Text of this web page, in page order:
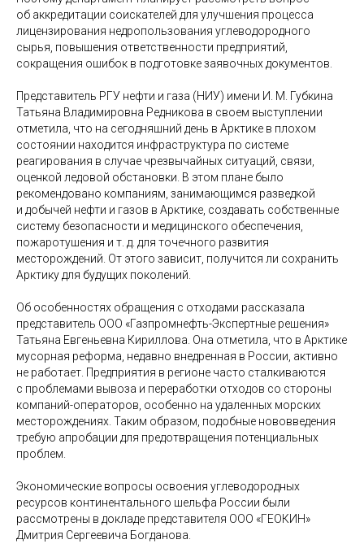
об аккредитации соискателей для улучшения процесса
лицензирования недропользования углеводородного
сырья, повышения ответственности предприятий,
сокращения ошибок в подготовке заявочных документов.
Представитель РГУ нефти и газа (НИУ) имени И. М. Губкина
Татьяна Владимировна Редникова в своем выступлении
отметила, что на сегодняшний день в Арктике в плохом
состоянии находится инфраструктура по системе
реагирования в случае чрезвычайных ситуаций, связи,
оценкой ледовой обстановки. В этом плане было
рекомендовано компаниям, занимающимся разведкой
и добычей нефти и газов в Арктике, создавать собственные
систему безопасности и медицинского обеспечения,
пожаротушения и т. д. для точечного развития
месторождений. От этого зависит, получится ли сохранить
Арктику для будущих поколений.
Об особенностях обращения с отходами рассказала
представитель ООО «Газпромнефть-Экспертные решения»
Татьяна Евгеньевна Кириллова. Она отметила, что в Арктике
мусорная реформа, недавно внедренная в России, активно
не работает. Предприятия в регионе часто сталкиваются
с проблемами вывоза и переработки отходов со стороны
компаний-операторов, особенно на удаленных морских
месторождениях. Таким образом, подобные нововведения
требую апробации для предотвращения потенциальных
проблем.
Экономические вопросы освоения углеводородных
ресурсов континентального шельфа России были
рассмотрены в докладе представителя ООО «ГЕОКИН»
Дмитрия Сергеевича Богданова.